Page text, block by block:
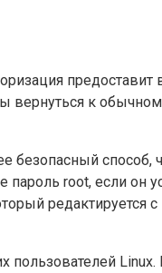
к
способ,
root, если он